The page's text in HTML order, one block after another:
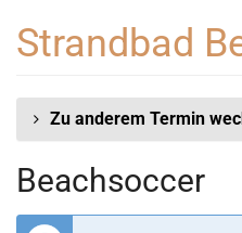
Haupt-
Strandbad
Zu anderem Termin
Beachsoccer